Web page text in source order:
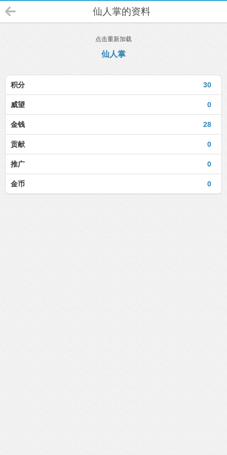
仙人掌的资料
点击重新加载
仙人掌
30
积分
0
威望
28
金钱
0
贡献
0
推广
0
金币